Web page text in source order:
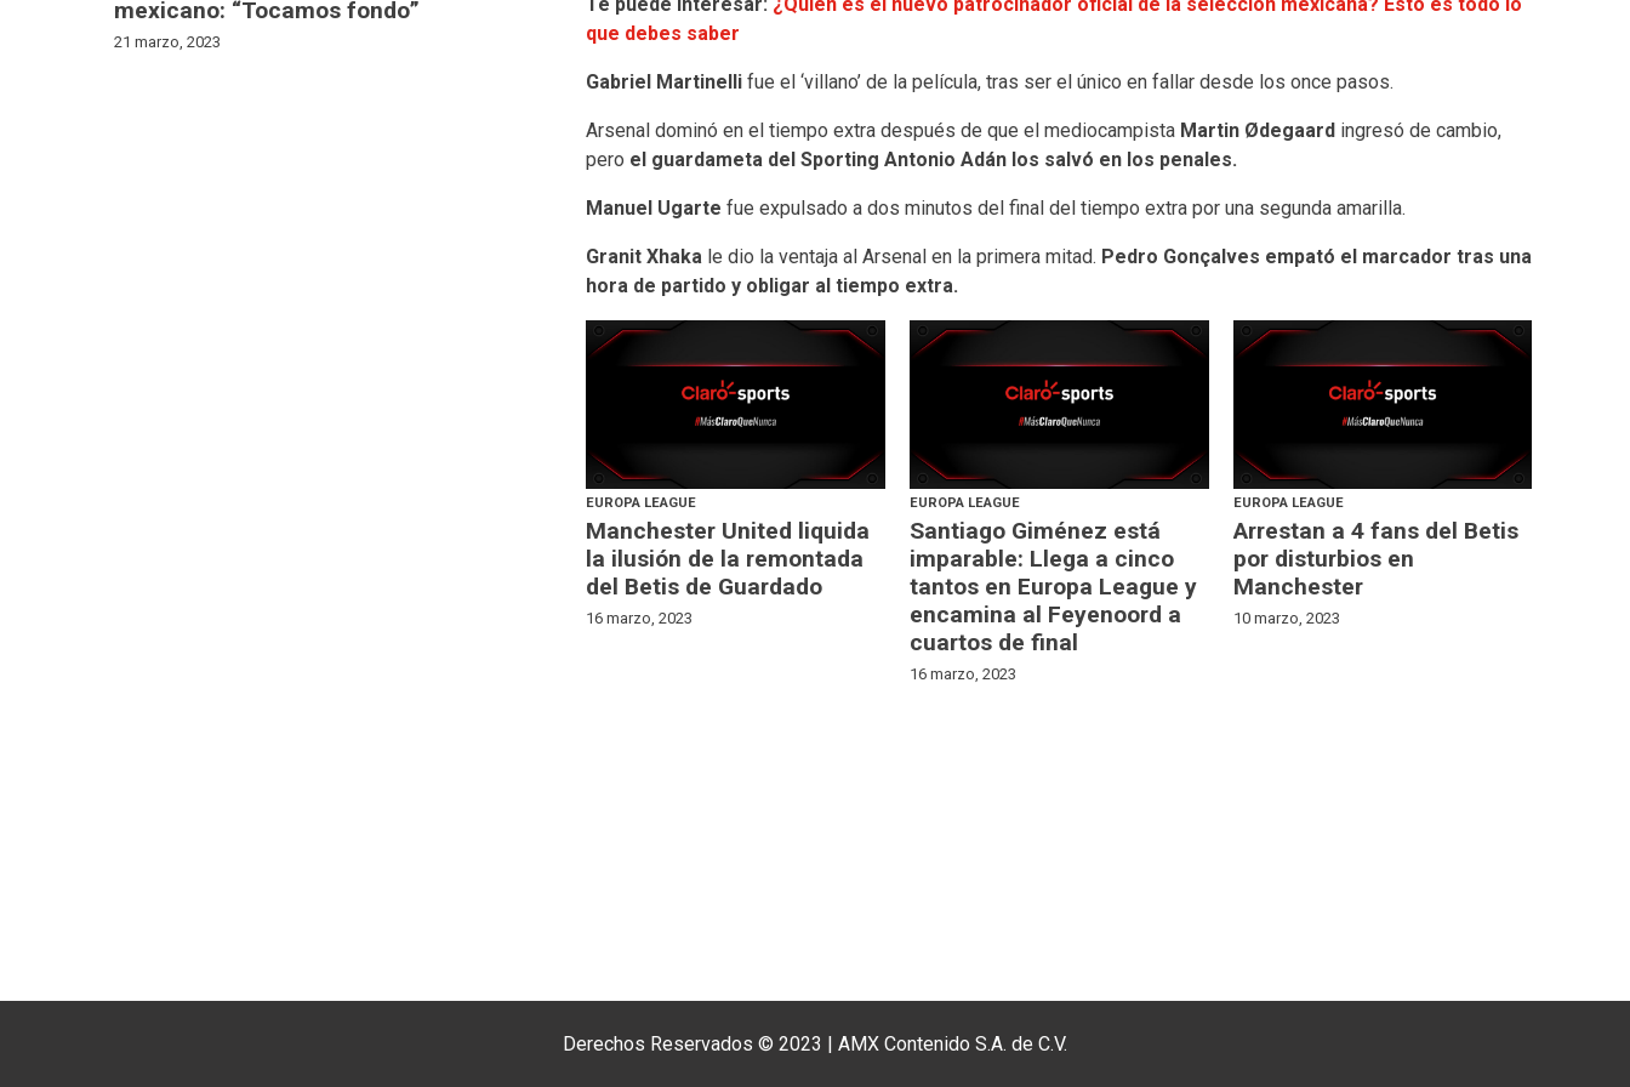
mexicano: “Tocamos fondo”
21 marzo, 2023
que debes saber
Gabriel Martinellifue el ‘villano’ de la película, tras ser el único en fallar desde los once pasos.
Arsenal dominó en el tiempo extra después de que el mediocampista Martin Ødegaardingresó de cambio,
pero el guardameta del Sporting Antonio Adán los salvó en los penales.
Manuel Ugarte fue expulsado a dos minutos del final del tiempo extra por una segunda amarilla.
Granit Xhakale dio la ventaja al Arsenal en la primera mitad. Pedro Gonçalves empató el marcador tras una
hora de partido y obligar al tiempo extra.
EUROPA LEAGUE
Manchester United liquida
la ilusión de la remontada
del Betis de Guardado
16 marzo, 2023
EUROPA LEAGUE
Santiago Giménez está
imparable: Llega a cinco
tantos en Europa League y
encamina al Feyenoord a
cuartos de final
16 marzo, 2023
EUROPA LEAGUE
Arrestan a 4 fans del Betis
por disturbios en
Manchester
10 marzo, 2023
Derechos Reservados © 2023 | AMX Contenido S.A. de C.V.